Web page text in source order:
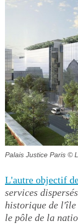
Palais Justice Paris ©
L'autre objectif
services
historique de
le pôle de la